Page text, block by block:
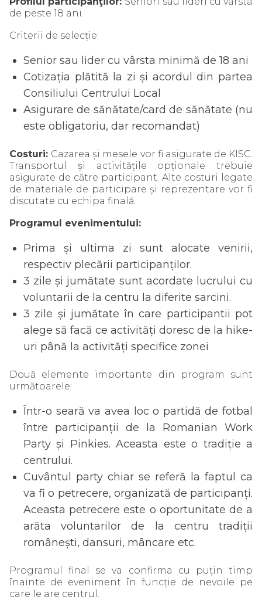
de peste 18 ani.
Criterii de selecție:
Senior sau lider cu vârsta minimă de 18 ani
Cotizația plătită la zi și acordul din partea
Consiliului Centrului Local
Asigurare de sănătate/card de sănătate (nu
este obligatoriu, dar recomandat)
Costuri: Cazarea și mesele vor fi asigurate de KISC.
Transportul și activitățile opționale trebuie
asigurate de către participant. Alte costuri legate
de materiale de participare și reprezentare vor fi
discutate cu echipa finală.
Programul evenimentului:
Prima și ultima zi sunt alocate venirii,
respectiv plecării participanților.
3 zile și jumătate sunt acordate lucrului cu
voluntarii de la centru la diferite sarcini.
3 zile și jumătate în care participantii pot
alege să facă ce activități doresc de la hike-
uri până la activități specifice zonei
Două elemente importante din program sunt
următoarele:
Într-o seară va avea loc o partidă de fotbal
între participanții de la Romanian Work
Party și Pinkies. Aceasta este o tradiție a
centrului.
Cuvântul party chiar se referă la faptul ca
va fi o petrecere, organizată de participanți.
Aceasta petrecere este o oportunitate de a
arăta voluntarilor de la centru tradiții
românești, dansuri, mâncare etc.
Programul final se va confirma cu puțin timp
înainte de eveniment în funcție de nevoile pe
care le are centrul.